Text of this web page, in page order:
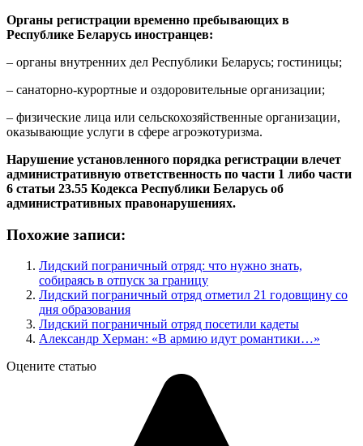
Органы регистрации временно пребывающих в
Республике Беларусь иностранцев:
– органы внутренних дел Республики Беларусь; гостиницы;
– санаторно-курортные и оздоровительные организации;
– физические лица или сельскохозяйственные организации,
оказывающие услуги в сфере агроэкотуризма.
Нарушение установленного порядка регистрации влечет
административную ответственность по части 1 либо части
6 статьи 23.55 Кодекса Республики Беларусь об
административных правонарушениях.
Похожие записи:
Лидский пограничный отряд: что нужно знать,
собираясь в отпуск за границу
Лидский пограничный отряд отметил 21 годовщину со
дня образования
Лидский пограничный отряд посетили кадеты
Александр Херман: «В армию идут романтики…»
Оцените статью